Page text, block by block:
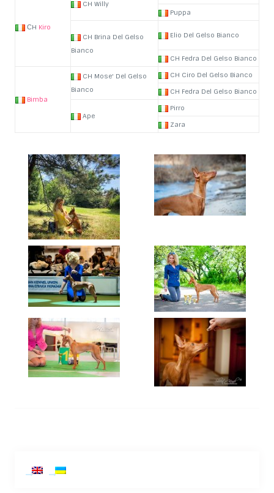
СH Kiro
CH Willy
Puppa
CH Brina Del Gelso
Bianco
Elio Del Gelso Bianco
CH Fedra Del Gelso Bianco
Bimba
CH Mose' Del Gelso
Bianco
CH Ciro Del Gelso Bianco
CH Fedra Del Gelso Bianco
Ape
Pirro
Zara